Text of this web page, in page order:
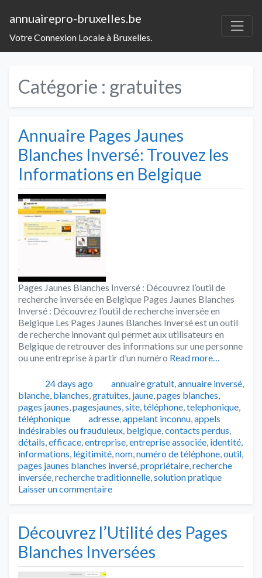
annuairepro-bruxelles.be
Votre Connexion Locale à Bruxelles.
Catégorie : gratuites
Annuaire Pages Jaunes
Blanches Inversé: Trouvez les
Informations en Belgique
Pages Jaunes Blanches Inversé : Découvrez l’outil de
recherche inversée en Belgique Pages Jaunes Blanches
Inversé : Découvrez l’outil de recherche inversée en
Belgique Les Pages Jaunes Blanches Inversé est un outil
de recherche innovant qui permet aux utilisateurs en
Belgique de retrouver des informations sur une personne
ou une entreprise à partir d’un numéro Read more…
Publié24 days ago Catégories
annuaire gratuit,annuaire inversé,
blanche, blanches,gratuites, jaune,pages blanches,
pages jaunes,pagesjaunes,site,téléphone,telephonique,
téléphonique
Tags
adresse,appelant inconnu,appels
indésirables ou frauduleux, belgique,contacts perdus,
détails,efficace,entreprise,entreprise associée, identité,
informations, légitimité,nom,numéro de téléphone,outil,
pages jaunes blanches inversé,propriétaire,recherche
inversée,recherche traditionnelle,solution pratique
Laisser un commentaire
Découvrez l’Utilité des Pages
Blanches Inversées